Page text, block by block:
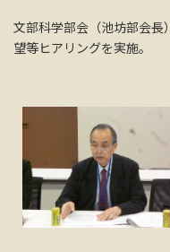
文部科学部会（池坊部会
望等ヒアリングを実施。